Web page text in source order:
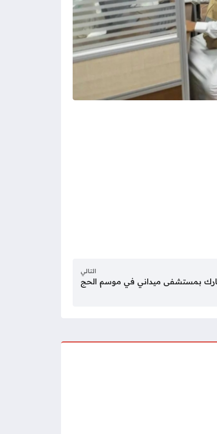
التالي
بمستشفى ميداني في موسم الحج